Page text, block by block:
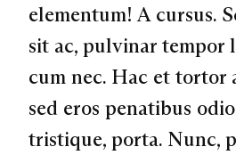
elementum! A cursus.
sit ac, pulvinar tempor
cum nec. Hac et tortor
sed eros penatibus
tristique, porta. Nunc,